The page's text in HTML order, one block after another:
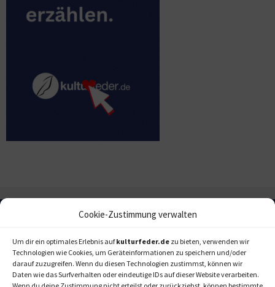
Cookie-Zustimmung verwalten
Um dir ein optimales Erlebnis aufkulturfeder.de zu bieten, verwenden wir
Technologien wie Cookies, um Geräteinformationen zu speichern und/oder
darauf zuzugreifen. Wenn du diesen Technologien zustimmst, können wir
Daten wie das Surfverhalten oder eindeutige IDs auf dieser Website verarbeiten.